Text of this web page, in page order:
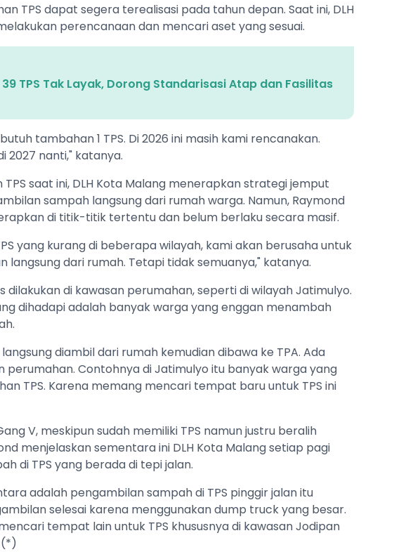
TPS dapat segera terealisasi pada tahun depan. Saat ini, DLH
perencanaan dan mencari aset yang sesuai.
TPS Tak Layak, Dorong Standarisasi Atap dan Fasilitas
tambahan 1 TPS. Di 2026 ini masih kami rencanakan.
2027 nanti," katanya.
saat ini, DLH Kota Malang menerapkan strategi jemput
sampah langsung dari rumah warga. Namun, Raymond
di titik-titik tertentu dan belum berlaku secara masif.
yang kurang di beberapa wilayah, kami akan berusaha untuk
langsung dari rumah. Tetapi tidak semuanya," katanya.
dilakukan di kawasan perumahan, seperti di wilayah Jatimulyo.
dihadapi adalah banyak warga yang enggan menambah
diambil dari rumah kemudian dibawa ke TPA. Ada
perumahan. Contohnya di Jatimulyo itu banyak warga yang
TPS. Karena memang mencari tempat baru untuk TPS ini
V, meskipun sudah memiliki TPS namun justru beralih
menjelaskan sementara ini DLH Kota Malang setiap pagi
di TPS yang berada di tepi jalan.
adalah pengambilan sampah di TPS pinggir jalan itu
selesai karena menggunakan dump truck yang besar.
tempat lain untuk TPS khususnya di kawasan Jodipan